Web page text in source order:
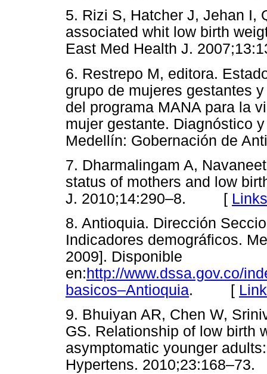
5. Rizi S, Hatcher J, Jehan I,
associated whit low birth
East Med Health J.
6. Restrepo M, editora.
grupo de mujeres gestantes
del programa MANA para la
mujer gestante. Diagnóstico
Medellín: Gobernación de
7. Dharmalingam A,
status of mothers and low
J. 2010;14:290–8. [ Links
8. Antioquia. Dirección
Indicadores demográficos.
2009]. Disponible
en:http://www.dssa.gov.co/
basicos–Antioquia. [
9. Bhuiyan AR, Chen W,
GS. Relationship of low birth
asymptomatic younger
Hypertens.